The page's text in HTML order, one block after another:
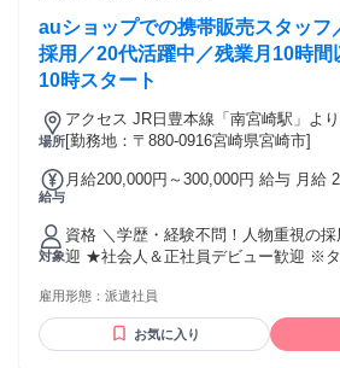
auショップでの携帯販売スタッフ
採用／20代活躍中／残業月10時間
10時スタート
場所
アクセス JR日豊本線「南宮崎駅」よ
[勤務地：〒880-0916宮崎県宮崎市]
給与
月給200,000円～300,000円 給与 月給
インセンティブあり └最大月20万円の支給実
通勤交通費全額支給 ※経験やスキルを
す。 ※残業代は別途全額支給します。
対象
資格 ＼学歴・経験不問！人物重視の
迎 ★社会人＆正社員デビュー歓迎 ※タブレット操作が多いの
と話をするのが好きな方 ・仕事も休み
ぶ姿勢を大切にできる方 ★現在、社員の9割が未経験入社の
20代！ ・飲食店スタッフ ・アパレル
雇用形態： 派遣社員
お気に入り